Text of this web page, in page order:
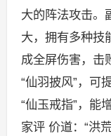
大的阵法攻击。
大，拥有多种技
成全屏伤害，击
“仙羽披风”，可
“仙玉戒指”，能
家评 价道：“洪